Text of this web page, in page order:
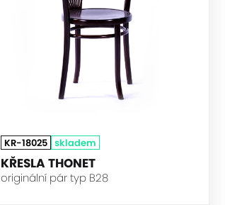
KR-18025 skladem
KŘESLA THONET
originální pár typ B28